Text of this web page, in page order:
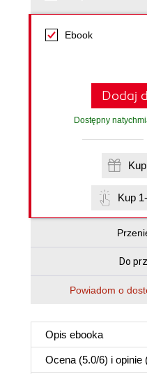
Ebook
Dodaj
Dostępny
Kup
Do
Powiadom o
Opis ebooka
Ocena (5.0/6) i opinie